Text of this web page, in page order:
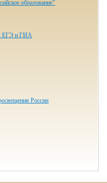
образование"
ЕГЭ и ГИА
России